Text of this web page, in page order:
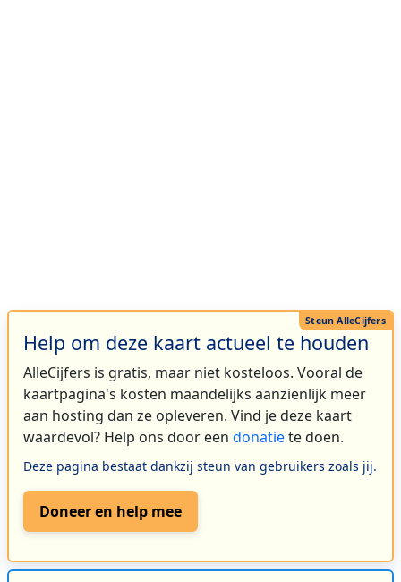
Help om deze kaart actueel te houden
AlleCijfers is gratis, maar niet kosteloos. Vooral de
kaartpagina's kosten maandelijks aanzienlijk meer
aan hosting dan ze opleveren. Vind je deze kaart
waardevol? Help ons door een donatiete doen.
Deze pagina bestaat dankzij steun van gebruikers zoals jij.
Doneer en help mee